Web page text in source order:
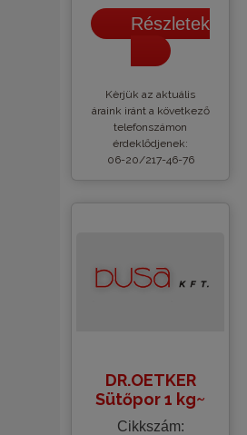
Részletek
Kèrjük az aktuális
áraink iránt a következő
telefonszámon
érdeklődjenek:
06-20/217-46-76
DR.OETKER
Sütőpor 1 kg~
Cikkszám: